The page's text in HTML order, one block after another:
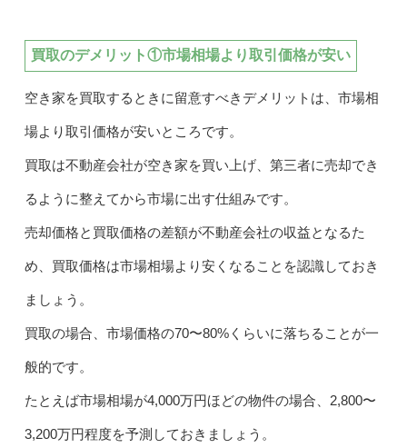
買取のデメリット①市場相場より取引価格が安い
空き家を買取するときに留意すべきデメリットは、市場相
場より取引価格が安いところです。
買取は不動産会社が空き家を買い上げ、第三者に売却でき
るように整えてから市場に出す仕組みです。
売却価格と買取価格の差額が不動産会社の収益となるた
め、買取価格は市場相場より安くなることを認識しておき
ましょう。
買取の場合、市場価格の70〜80%くらいに落ちることが一
般的です。
たとえば市場相場が4,000万円ほどの物件の場合、2,800〜
3,200万円程度を予測しておきましょう。